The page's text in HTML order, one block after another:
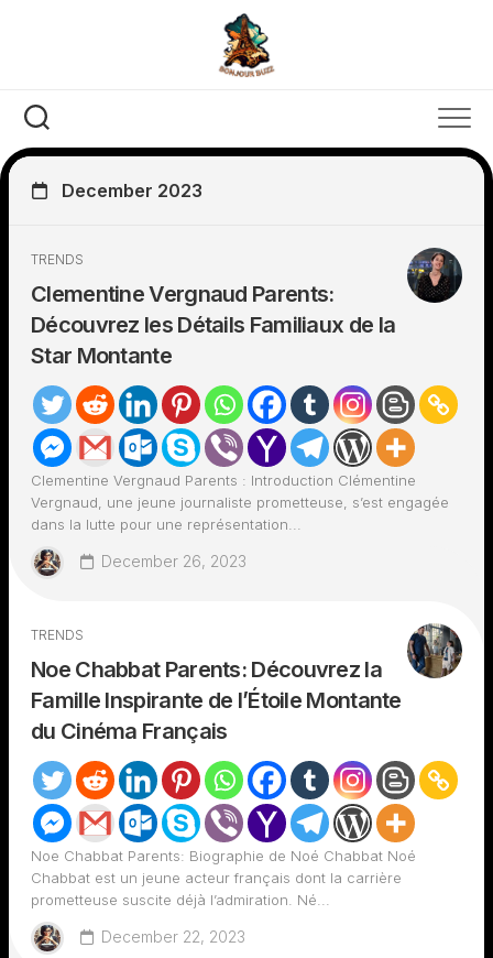
December 2023
TRENDS
Clementine Vergnaud Parents:
Découvrez les Détails Familiaux de la
Star Montante
Clementine Vergnaud Parents : Introduction Clémentine
Vergnaud, une jeune journaliste prometteuse, s’est engagée
dans la lutte pour une représentation...
December 26, 2023
TRENDS
Noe Chabbat Parents: Découvrez la
Famille Inspirante de l’Étoile Montante
du Cinéma Français
Noe Chabbat Parents: Biographie de Noé Chabbat Noé
Chabbat est un jeune acteur français dont la carrière
prometteuse suscite déjà l’admiration. Né...
December 22, 2023